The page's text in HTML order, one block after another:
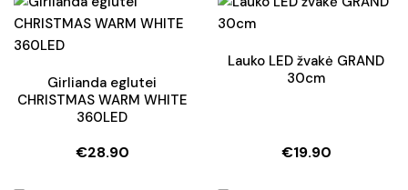
was:
€72.50.
is:
€46.50.
was:
is:
Girlianda eglutei
CHRISTMAS WARM WHITE
360LED
€28.90
Lauko LED žvakė GRAND
30cm
€19.90